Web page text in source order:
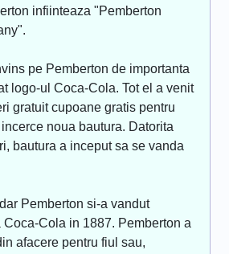
infiinteaza "Pemberton
pe Pemberton de importanta
logo-ul Coca-Cola. Tot el a venit
gratuit cupoane gratis pentru
noua bautura. Datorita
bautura a inceput sa se vanda
Pemberton si-a vandut
Cola in 1887. Pemberton a
afacere pentru fiul sau,